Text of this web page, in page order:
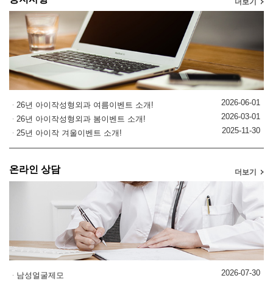
더보기
26년 아이작성형외과 여름이벤트 소개!
2026-06-01
26년 아이작성형외과 봄이벤트 소개!
2026-03-01
25년 아이작 겨울이벤트 소개!
2025-11-30
온라인 상담 더보기
남성얼굴제모
2026-07-30